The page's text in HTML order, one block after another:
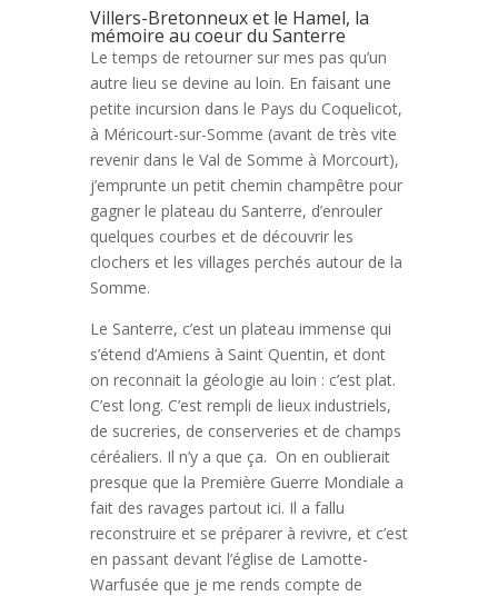
Villers-Bretonneux et le Hamel, la
mémoire au coeur du Santerre
Le temps de retourner sur mes pas qu’un
autre lieu se devine au loin. En faisant une
petite incursion dans le Pays du Coquelicot,
à Méricourt-sur-Somme (avant de très vite
revenir dans le Val de Somme à Morcourt),
j’emprunte un petit chemin champêtre pour
gagner le plateau du Santerre, d’enrouler
quelques courbes et de découvrir les
clochers et les villages perchés autour de la
Somme.
Le Santerre, c’est un plateau immense qui
s’étend d’Amiens à Saint Quentin, et dont
on reconnait la géologie au loin : c’est plat.
C’est long. C’est rempli de lieux industriels,
de sucreries, de conserveries et de champs
céréaliers. Il n’y a que ça. On en oublierait
presque que la Première Guerre Mondiale a
fait des ravages partout ici. Il a fallu
reconstruire et se préparer à revivre, et c’est
en passant devant l’église de Lamotte-
Warfusée que je me rends compte de